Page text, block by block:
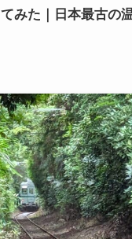
みた｜日本最古の